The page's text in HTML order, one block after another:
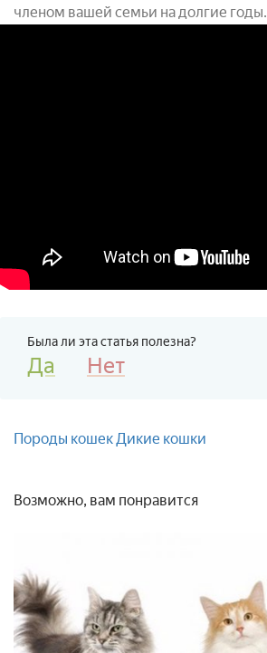
членом вашей семьи на долгие годы.
Была ли эта статья полезна?
Да Нет
Породы кошекДикие кошки
Возможно, вам понравится